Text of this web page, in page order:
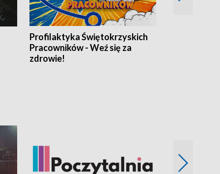
Profilaktyka Świętokrzyskich
Pracowników - Weź się za
zdrowie!